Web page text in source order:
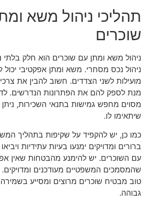
תהליכי ניהול משא
שוכרים
ניהול משא ומתן עם שוכרים הוא חלק
ניהול נכס מסחרי. משא ומתן אפקטיבי יכול
מועילות לשני הצדדים. חשוב להבין את
מנת לספק להם את הפתרונות הנדרשים.
מסוים מחפש גמישות בתנאי השכירות, ניתן
שיתאימו לו.
כמו כן, יש להקפיד על שקיפות בתהליך
ברורים ומדויקים ימנעו בעיות עתידיות
עם השוכרים. יש להימנע מהבטחות שאין
שהמסמכים המשפטיים מעודכנים
טוב מבטיח שוכרים מרוצים ומסייע
גבוהה.